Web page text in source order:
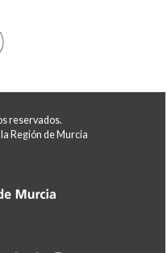
reservados.
Región de Murcia